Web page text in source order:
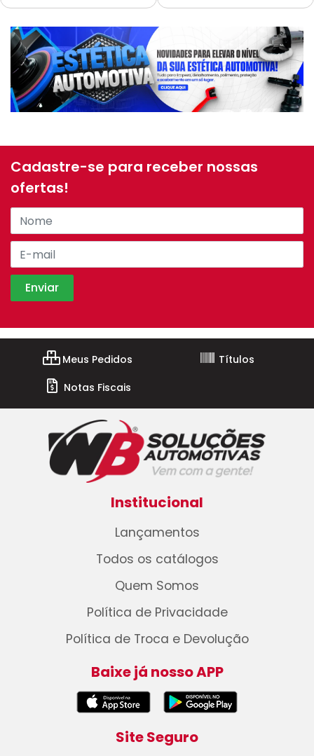
Cadastre-se para receber nossas
ofertas!
Meus Pedidos
Títulos
Notas Fiscais
Institucional
Lançamentos
Todos os catálogos
Quem Somos
Política de Privacidade
Política de Troca e Devolução
Baixe já nosso APP
Site Seguro